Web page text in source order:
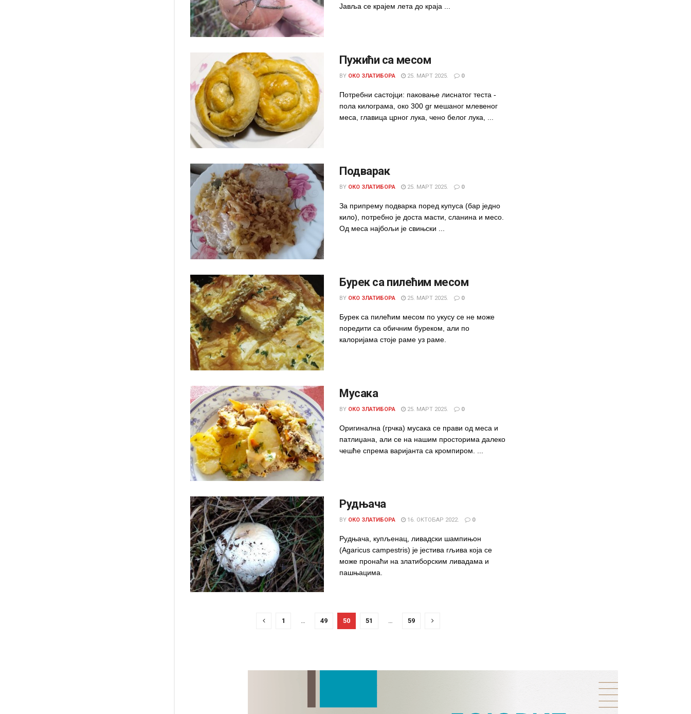
Јавља се крајем лета до краја ...
Пужићи са месом
BY ОКО ЗЛАТИБОРА 25. МАРТ 2025. 0
Потребни састојци: паковање лиснатог теста -
пола килограма, око 300 gr мешаног млевеног
меса, главица црног лука, чено белог лука, ...
Подварак
BY ОКО ЗЛАТИБОРА 25. МАРТ 2025. 0
За припрему подварка поред купуса (бар једно
кило), потребно је доста масти, сланина и месо.
Од меса најбољи је свињски ...
Бурек са пилећим месом
BY ОКО ЗЛАТИБОРА 25. МАРТ 2025. 0
Бурек са пилећим месом по укусу се не може
поредити са обичним буреком, али по
калоријама стоје раме уз раме.
Мусака
BY ОКО ЗЛАТИБОРА 25. МАРТ 2025. 0
Оригинална (грчка) мусака се прави од меса и
патлиџана, али се на нашим просторима далеко
чешће спрема варијанта са кромпиром. ...
Рудњача
BY ОКО ЗЛАТИБОРА 16. ОКТОБАР 2022. 0
Рудњача, купљенац, ливадски шампињон
(Agaricus campestris) је јестива гљива која се
може пронаћи на златиборским ливадама и
пашњацима.
1 … 49 50 51 … 59